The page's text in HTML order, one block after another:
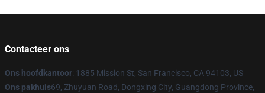
Contacteer ons
Ons hoofdkantoor: 1885 Mission St, San Francisco, CA 94103, US
Ons pakhuis69, Zhuyuan Road, Dongxing City, Guangdong Province,